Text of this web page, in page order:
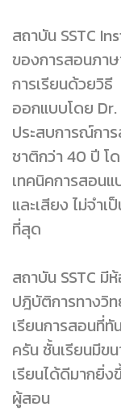
สถาบัน SSTC
ของการสอนภา
การเรียนด้วยวิ
ออกแบบโดย
ประสบการณ์กา
ชาติกว่า 40 ปี โ
เทคนิคการสอน
และเสียง ไม่จำ
ที่สุด
สถาบัน SSTC มี
ปฎิบัติการทางวิ
เรียนการสอนที่
ครัน ชั้นเรียนมีข
เรียนได้ดีมากยิ่ง
ผู้สอน